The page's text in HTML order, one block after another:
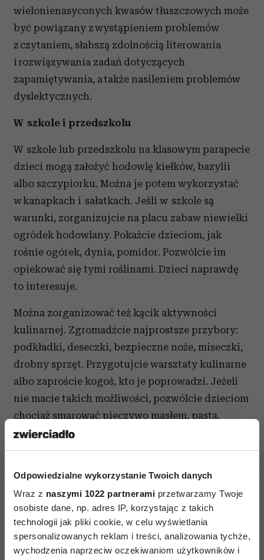
Odpowiedzialne wykorzystanie Twoich danych
Wraz z naszymi 1022 partnerami przetwarzamy Twoje
osobiste dane, np. adres IP, korzystając z takich
technologii jak pliki cookie, w celu wyświetlania
spersonalizowanych reklam i treści, analizowania tychże,
wychodzenia naprzeciw oczekiwaniom użytkowników i
wielonienasyconych kwasów tłuszczowych może
być powiązany z wystąpieniem problemów
z czytaniem, słabszą zdolnością literowania
i rozwiązywania zadań dotyczących
zapamiętywania, a także nasileniem problemów
dyslektycznych.
W szkole i przedszkolu
W szkole lub przedszkolu na klasowym parapecie
dzieci mogą założyć hodowlę kiełków, bazylii
albo szczypiorku. Można je potem wykorzystać
w kanapkach i sałatkach. Jeśli w szkole są
warunki, zorganizujcie na placu zabaw niewielki
ogródek hodowlany. Pokażcie dzieciom, jak
rośnie ogórek, dynia, pomidor. Pozwólcie im
opiekować się tymi roślinami. Dzieci naprawdę
to interesuje.
Można zorganizować też kącik aktywności
kulinarnej. Zgromadźcie najprostsze przybory:
podkładki, deseczki, bezpieczne noże, miseczki,
drobny sprzęt. Przygotujcie warsztaty kulinarne
albo zaproście kogoś, kto je poprowadzi. Jeżeli
nie macie takich możliwości, pozwólcie dzieciom
chociaż smarować pieczywo masłem, pastą,
dżemem, komponować kanapki, nakładać
potrawy na talerz.
Jeśli jesteś wychowawcą, zadbaj o to, aby twoi
podopieczni czuli się przy jedzeniu swobodnie.
Bądź dla nich przykładem – oni bacznie
obserwują i naśladują nie tylko rówieśników i
rodziców, ale także ciebie. Nie stój nad nimi, gdy